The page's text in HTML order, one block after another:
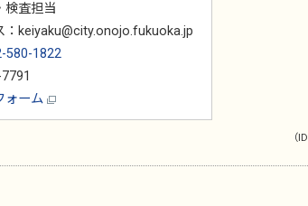
査担当
：keiyaku@city.onojo.fukuoka.jp
580-1822
ォーム
（